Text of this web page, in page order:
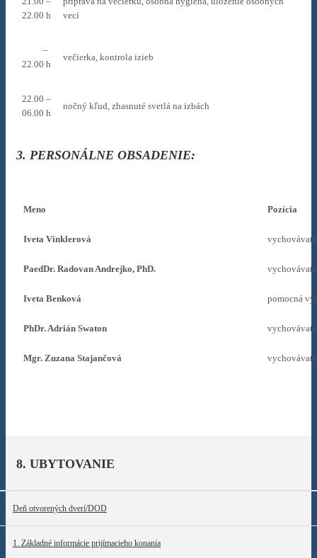
8. UBYTOVANIE
Deň otvorených dverí/DOD
1. Základné informácie prijímacieho konania
22.00 h
vecí
–
22.00 h
večierka, kontrola izieb
22.00 –
06.00 h
nočný kľud, zhasnuté svetlá na izbách
3. PERSONÁLNE OBSADENIE:
Meno Pozícia
Iveta Vinklerová
PaedDr. Radovan Andrejko, PhD.
Iveta Benková pomocná
PhDr. Adrián Swaton
Mgr. Zuzana Stajančová